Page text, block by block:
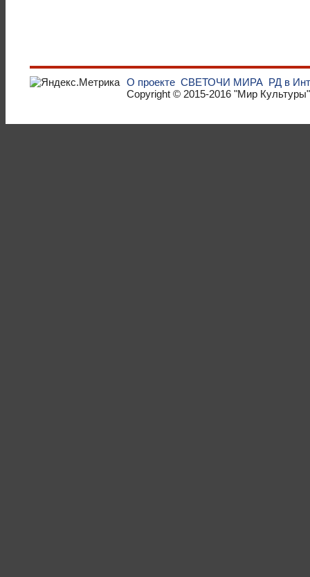
О проекте СВЕТОЧИ МИРА РД в
Copyright © 2015-2016 "Мир Культуры"